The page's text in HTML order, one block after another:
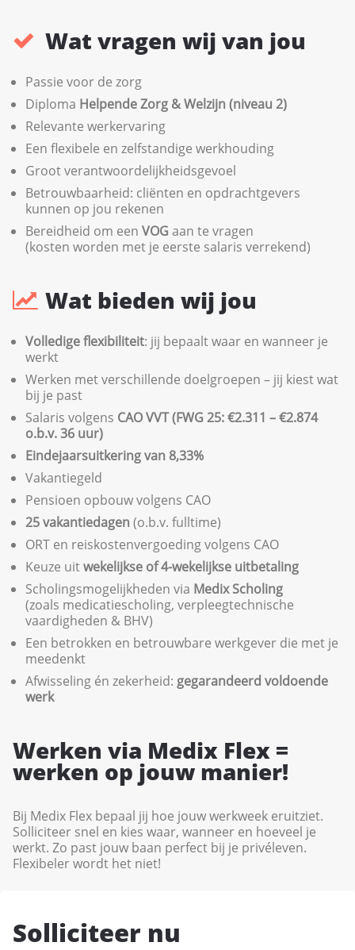
Wat vragen wij van jou
Passie voor de zorg
Diploma Helpende Zorg & Welzijn (niveau 2)
Relevante werkervaring
Een flexibele en zelfstandige werkhouding
Groot verantwoordelijkheidsgevoel
Betrouwbaarheid: cliënten en opdrachtgevers
kunnen op jou rekenen
Bereidheid om een VOG aan te vragen
(kosten worden met je eerste salaris verrekend)
Wat bieden wij jou
Volledige flexibiliteit: jij bepaalt waar en wanneer je
werkt
Werken met verschillende doelgroepen – jij kiest wat
bij je past
Salaris volgens CAO VVT (FWG 25: €2.311 – €2.874
o.b.v. 36 uur)
Eindejaarsuitkering van 8,33%
Vakantiegeld
Pensioen opbouw volgens CAO
25 vakantiedagen(o.b.v. fulltime)
ORT en reiskostenvergoeding volgens CAO
Keuze uitwekelijkse of 4-wekelijkse uitbetaling
Scholingsmogelijkheden via Medix Scholing
(zoals medicatiescholing, verpleegtechnische
vaardigheden & BHV)
Een betrokken en betrouwbare werkgever die met je
meedenkt
Afwisseling én zekerheid: gegarandeerd voldoende
werk
Werken via Medix Flex =
werken op jouw manier!
Bij Medix Flex bepaal jij hoe jouw werkweek eruitziet.
Solliciteer snel en kies waar, wanneer en hoeveel je
werkt. Zo past jouw baan perfect bij je privéleven.
Flexibeler wordt het niet!
Solliciteer nu